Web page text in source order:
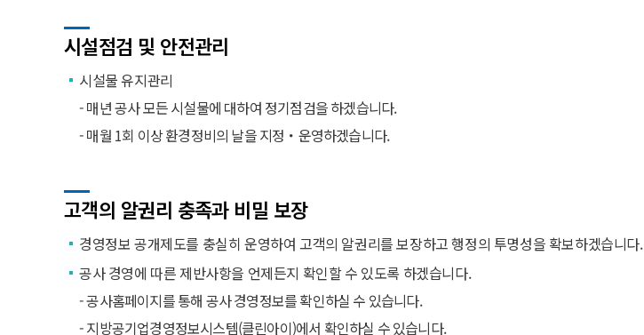
시설점검 및 안전관리
시설물 유지관리
- 매년 공사 모든 시설물에 대하여 정기점검을 하겠습니다.
- 매월 1회 이상 환경정비의 날을 지정・운영하겠습니다.
고객의 알권리 충족과 비밀 보장
경영정보 공개제도를 충실히 운영하여 고객의 알권리를 보장하고 행정의 투명성을 확보하겠습니다.
공사 경영에 따른 제반사항을 언제든지 확인할 수 있도록 하겠습니다.
- 공사홈페이지를 통해 공사 경영정보를 확인하실 수 있습니다.
- 지방공기업경영정보시스템(클린아이)에서 확인하실 수 있습니다.